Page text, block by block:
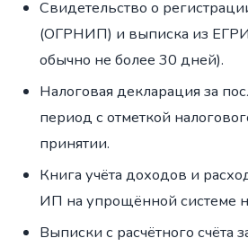
Свидетельство о
(ОГРНИП) и выписка из
обычно не более 30 дней).
Налоговая декларация за
период с отметкой
принятии.
Книга учёта доходов и
ИП на упрощённой системе
Выписки с расчётного счёта